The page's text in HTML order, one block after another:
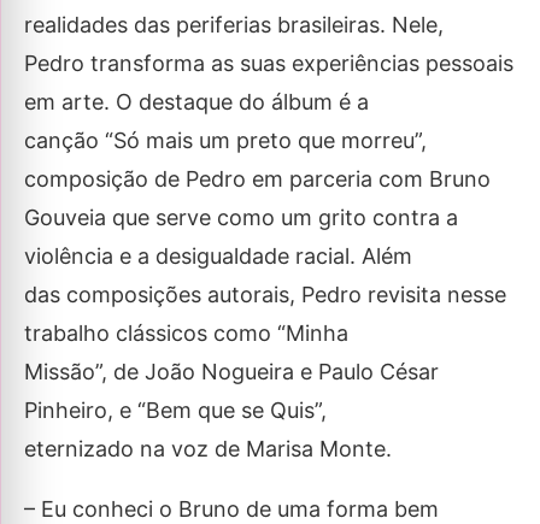
realidades das periferias brasileiras. Nele,
Pedro transforma as suas experiências pessoais
em arte. O destaque do álbum é a
canção “Só mais um preto que morreu”,
composição de Pedro em parceria com Bruno
Gouveia que serve como um grito contra a
violência e a desigualdade racial. Além
das composições autorais, Pedro revisita nesse
trabalho clássicos como “Minha
Missão”, de João Nogueira e Paulo César
Pinheiro, e “Bem que se Quis”,
eternizado na voz de Marisa Monte.
– Eu conheci o Bruno de uma forma bem